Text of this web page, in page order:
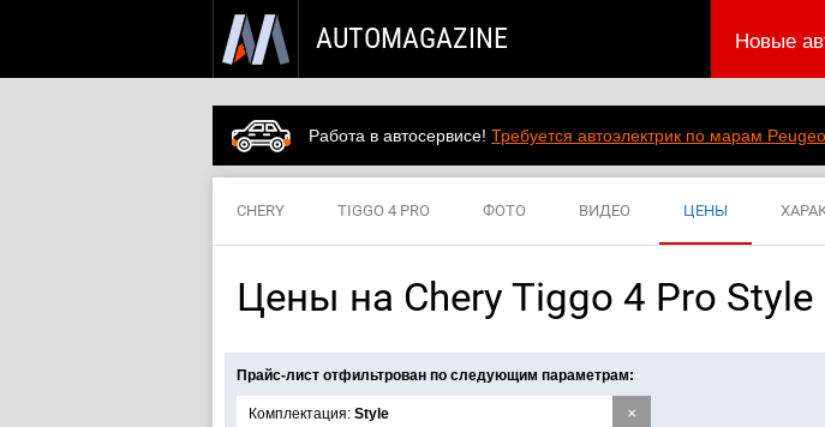
AUTOMAGAZINE Новые
Работа в автосервисе! Требуется автоэлектрик по марам
CHERY TIGGO 4 PRO ФОТО ВИДЕО ЦЕНЫ
Цены на Chery Tiggo 4 Pro
Прайс-лист отфильтрован по следующим параметрам:
×
Комплектация: Style